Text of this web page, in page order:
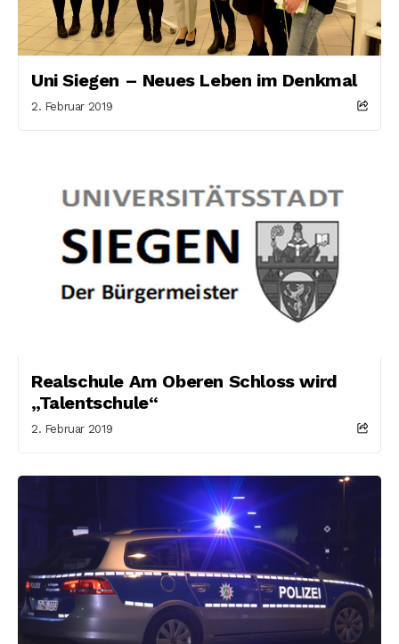
Uni Siegen – Neues Leben im Denkmal
2. Februar 2019
Realschule Am Oberen Schloss wird
„Talentschule“
2. Februar 2019